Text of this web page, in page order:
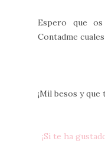
Espero que
Contadme
¡Mil besos y
¡Si te ha